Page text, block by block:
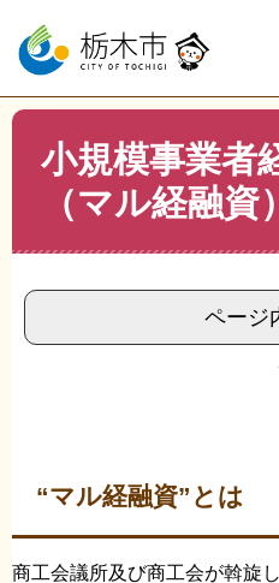
ー
の
先
ニ
ー
を
本
トップページ >組織でさがす
者経営改善資金（マル経融資
小規模事業者
（マル経融
ページ
“マル経融資”とは
商工会議所及び商工会が斡旋